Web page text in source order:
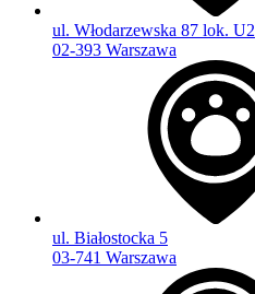
ul. Włodarzewska 87 lok. U2
02-393 Warszawa
ul. Białostocka 5
03-741 Warszawa